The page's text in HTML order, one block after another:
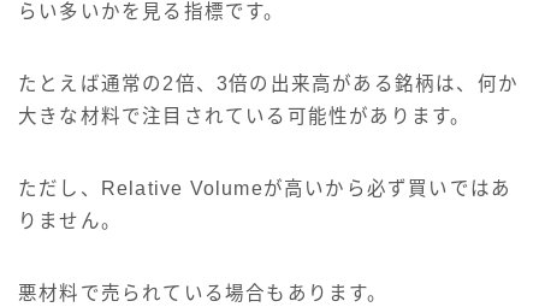
らい多いかを見る指標です。
たとえば通常の2倍、3倍の出来高がある銘柄は、何か
大きな材料で注目されている可能性があります。
ただし、Relative Volumeが高いから必ず買いではあ
りません。
悪材料で売られている場合もあります。